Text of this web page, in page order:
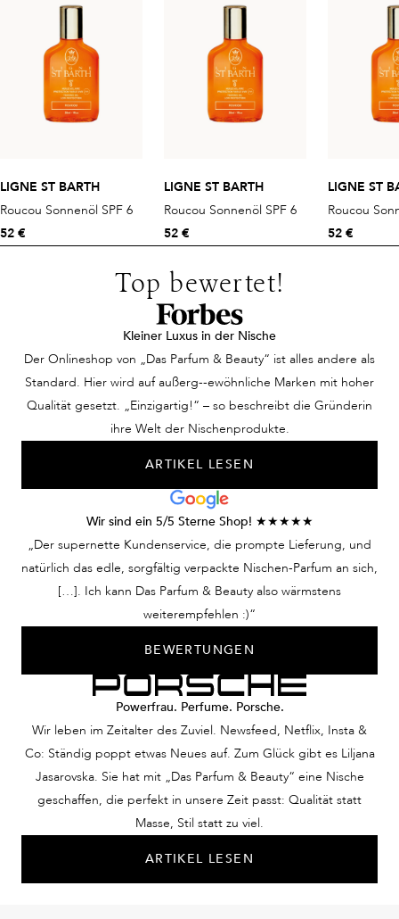
LIGNE ST BARTH
Roucou Sonnenöl SPF 6
52 €
LIGNE ST BARTH
Roucou Sonnenöl SPF 6
52 €
LIGNE ST
Roucou
52 €
Top bewertet!
Kleiner Luxus in der Nische
Der Onlineshop von „Das Parfum & Beauty“ ist alles andere als
Standard. Hier wird auf außerg--ewöhnliche Marken mit hoher
Qualität gesetzt. „Einzigartig!“ – so beschreibt die Gründerin
ihre Welt der Nischenprodukte.
ARTIKEL LESEN
Wir sind ein 5/5 Sterne Shop! ★★★★★
„Der supernette Kundenservice, die prompte Lieferung, und
natürlich das edle, sorgfältig verpackte Nischen-Parfum an sich,
[…]. Ich kann Das Parfum & Beauty also wärmstens
weiterempfehlen :)“
BEWERTUNGEN
Powerfrau. Perfume. Porsche.
Wir leben im Zeitalter des Zuviel. Newsfeed, Netflix, Insta &
Co: Ständig poppt etwas Neues auf. Zum Glück gibt es Liljana
Jasarovska. Sie hat mit „Das Parfum & Beauty“ eine Nische
geschaffen, die perfekt in unsere Zeit passt: Qualität statt
Masse, Stil statt zu viel.
ARTIKEL LESEN